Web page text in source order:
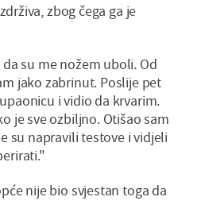
zbog čega ga je
su me nožem uboli. Od
jako zabrinut. Poslije pet
i vidio da krvarim.
je sve ozbiljno. Otišao sam
su napravili testove i vidjeli
nije bio svjestan toga da